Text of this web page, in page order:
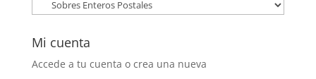
Mi cuenta
Accede a tu cuenta o crea una nueva